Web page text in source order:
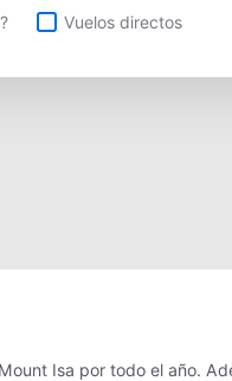
Vuelos directos
Isa por todo el año.